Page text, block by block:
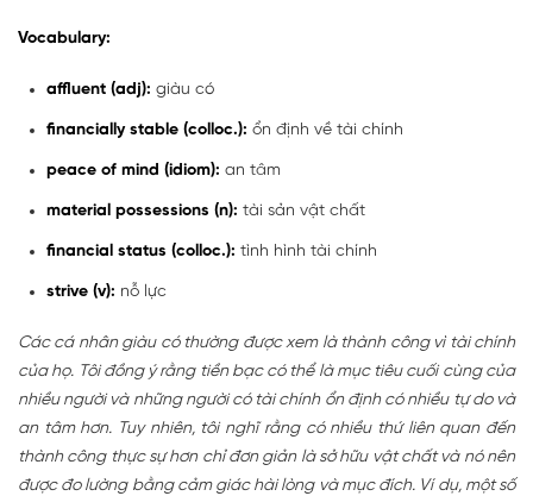
Vocabulary:
affluent (adj): giàu có
financially stable (colloc.): ổn định về tài chính
peace of mind (idiom): an tâm
material possessions (n): tài sản vật chất
financial status (colloc.): tình hình tài chính
strive (v): nỗ lực
Các cá nhân giàu có thường được xem là thành công vì tài chính
của họ. Tôi đồng ý rằng tiền bạc có thể là mục tiêu cuối cùng của
nhiều người và những người có tài chính ổn định có nhiều tự do và
an tâm hơn. Tuy nhiên, tôi nghĩ rằng có nhiều thứ liên quan đến
thành công thực sự hơn chỉ đơn giản là sở hữu vật chất và nó nên
được đo lường bằng cảm giác hài lòng và mục đích. Ví dụ, một số